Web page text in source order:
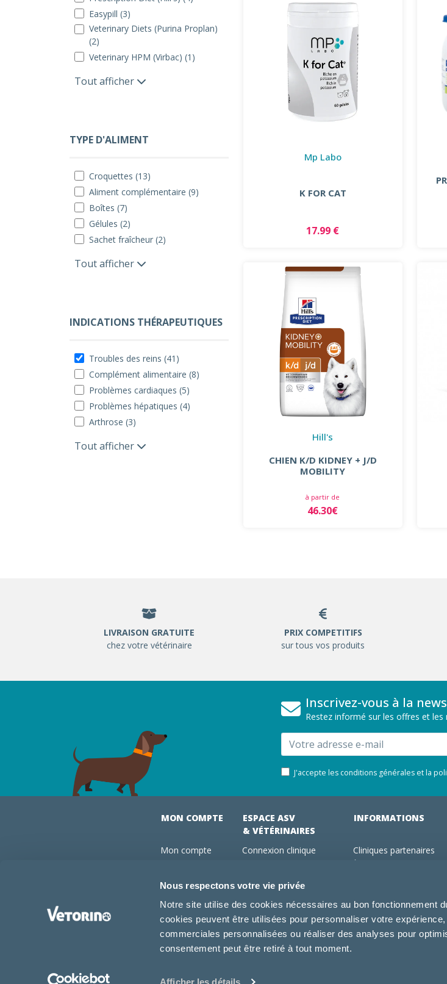
Nous respectons votre vie privée
Notre site utilise des cookies nécessaires au bon fonctionnement
cookies peuvent être utilisées pour personnaliser votre
commerciales personnalisées ou réaliser des analyses pour
consentement peut être retiré à tout moment.
Afficher les détails
Easypill (3)
Veterinary Diets (Purina Proplan)
(2)
Veterinary HPM (Virbac) (1)
Tout afficher
TYPE D'ALIMENT
Croquettes (13)
Aliment complémentaire (9)
Boîtes (7)
Gélules (2)
Sachet fraîcheur (2)
Tout afficher
INDICATIONS THÉRAPEUTIQUES
Troubles des reins (41)
Complément alimentaire (8)
Problèmes cardiaques (5)
Problèmes hépatiques (4)
Arthrose (3)
Tout afficher
Mp Labo
K FOR CAT
17.99 €
Hill's
CHIEN K/D KIDNEY + J/D
MOBILITY
à partir de
46.30€
LIVRAISON GRATUITE
chez votre vétérinaire
PRIX COMPETITIFS
sur tous vos produits
Inscrivez-vous à la
Restez informé sur les offres et
Email
J'accepte les conditions générales et la
MON COMPTE
Mon compte
Conseils vétos
FAQ
ESPACE ASV
& VÉTÉRINAIRES
Connexion clinique
Devenir adhérent Vétorino
INFORMATIONS
Cliniques partenaires
Utilisation des cookies
Conditions générales